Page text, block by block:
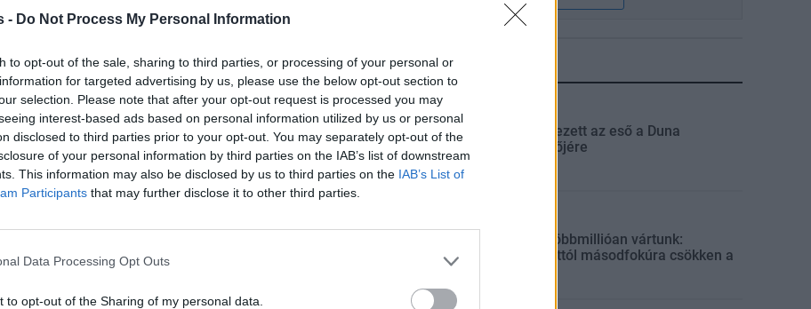
- Do Not Process My Personal Information
to opt-out of the sale, sharing to third parties, or processing of your personal or
for targeted advertising by us, please use the below opt-out section to
selection. Please note that after your opt-out request is processed you may
interest-based ads based on personal information utilized by us or personal
disclosed to third parties prior to your opt-out. You may separately opt-out of the
of your personal information by third parties on the IAB’s list of downstream
This information may also be disclosed by us to third parties on the IAB’s List of
Participants that may further disclose it to other third parties.
Data Processing Opt Outs
to opt-out of the Sharing of my personal data.
LEGFRISSEBB
Megérkezett az eső a Duna
vízgyűjtőjére
Amire többmillióan vártunk:
szombattól másodfokúra csökken a